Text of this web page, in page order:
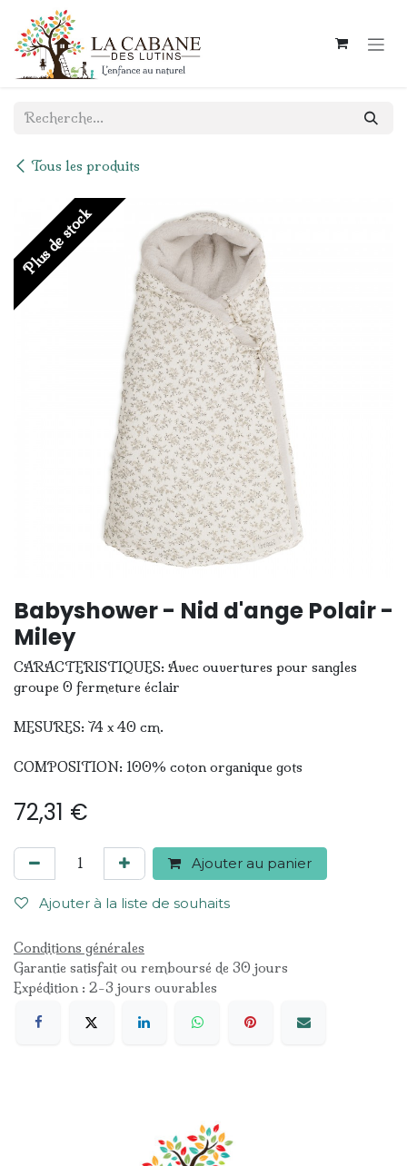
Se rendre au contenu
Tous les produits
Plus de stock
Babyshower - Nid d'ange Polair -
Miley
CARACTERISTIQUES: Avec ouvertures pour sangles
groupe 0 fermeture éclair
MESURES: 74 x 40 cm.
COMPOSITION: 100% coton organique gots
72,31 €
Ajouter au panier
Ajouter à la liste de souhaits
Conditions générales
Garantie satisfait ou remboursé de 30 jours
Expédition : 2-3 jours ouvrables